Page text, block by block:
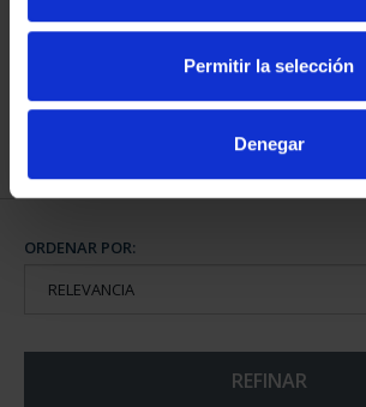
Permitir la selección
Denegar
ESCORIAL
ORDENAR POR:
REFINAR